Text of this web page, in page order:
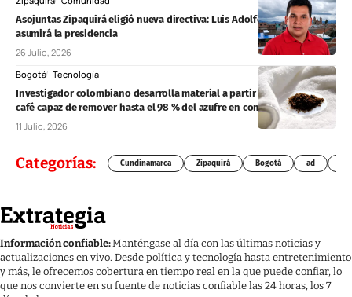
Asojuntas Zipaquirá eligió nueva directiva: Luis Adolfo Carrión
asumirá la presidencia
26 Julio, 2026
Bogotá Tecnología
Investigador colombiano desarrolla material a partir de residuos de
café capaz de remover hasta el 98 % del azufre en combustibles
11 Julio, 2026
Categorías: Cundinamarca Zipaquirá Bogotá ad
Información confiable:Manténgase al día con las últimas noticias y
actualizaciones en vivo. Desde política y tecnología hasta entretenimiento
y más, le ofrecemos cobertura en tiempo real en la que puede confiar, lo
que nos convierte en su fuente de noticias confiable las 24 horas, los 7